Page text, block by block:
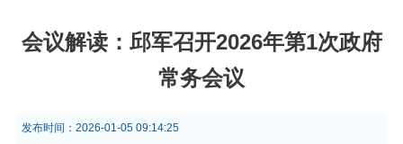
会议解读：邱军召开2026年第1次政府
常务会议
发布时间： 2026-01-05 09:14:25